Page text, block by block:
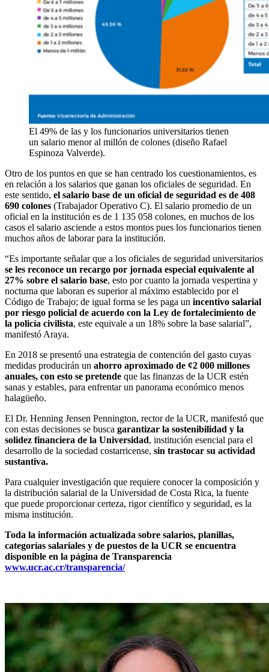
El 49% de las y los funcionarios universitarios tienen
un salario menor al millón de colones (diseño Rafael
Espinoza Valverde).
Otro de los puntos en que se han centrado los cuestionamientos, es
en relación a los salarios que ganan los oficiales de seguridad. En
este sentido, el salario base de un oficial de seguridad es de 408
690 colones (Trabajador Operativo C). El salario promedio de un
oficial en la institución es de 1 135 058 colones, en muchos de los
casos el salario asciende a estos montos pues los funcionarios tienen
muchos años de laborar para la institución.
“Es importante señalar que a los oficiales de seguridad universitarios
se les reconoce un recargo por jornada especial equivalente al
27% sobre el salario base, esto por cuanto la jornada vespertina y
nocturna que laboran es superior al máximo establecido por el
Código de Trabajo; de igual forma se les paga un incentivo salarial
por riesgo policial de acuerdo con la Ley de fortalecimiento de
la policía civilista, este equivale a un 18% sobre la base salarial”,
manifestó Araya.
En 2018 se presentó una estrategia de contención del gasto cuyas
medidas producirán un ahorro aproximado de ¢2 000 millones
anuales, con esto se pretende que las finanzas de la UCR estén
sanas y estables, para enfrentar un panorama económico menos
halagüeño.
El Dr. Henning Jensen Pennington, rector de la UCR, manifestó que
con estas decisiones se busca garantizar la sostenibilidad y la
solidez financiera de la Universidad, institución esencial para el
desarrollo de la sociedad costarricense, sin trastocar su actividad
sustantiva.
Para cualquier investigación que requiere conocer la composición y
la distribución salarial de la Universidad de Costa Rica, la fuente
que puede proporcionar certeza, rigor científico y seguridad, es la
misma institución.
Toda la información actualizada sobre salarios, planillas,
categorías salariales y de puestos de la UCR se encuentra
disponible en la página de Transparencia
www.ucr.ac.cr/transparencia/